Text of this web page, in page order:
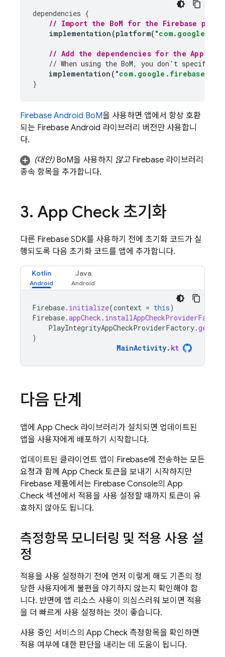
dependencies {
// Import the BoM for the Firebase
implementation (platform(
// Add the dependencies for the App
// When using the BoM, you don't specify
implementation (
}
Firebase Android BoM을 사용하면 앱에서 항상 호환
되는 Firebase Android 라이브러리 버전만 사용합니
다.
(대안) BoM을 사용하지 않고Firebase 라이브러리
종속 항목을 추가합니다.
3. App Check 초기화
다른 Firebase SDK를 사용하기 전에 초기화 코드가 실
행되도록 다음 초기화 코드를 앱에 추가합니다.
Kotlin Java
Firebase. initialize(context = this)
Firebase.appCheck .
PlayIntegrityAppCheckProviderFactory.
)
MainActivity. kt
다음 단계
앱에 App Check 라이브러리가 설치되면 업데이트된
앱을 사용자에게 배포하기 시작합니다.
업데이트된 클라이언트 앱이 Firebase에 전송하는 모든
요청과 함께 App Check 토큰을 보내기 시작하지만
Firebase 제품에서는 Firebase Console의 App
Check 섹션에서 적용을 사용 설정할 때까지 토큰이 유
효하지 않아도 됩니다.
측정항목 모니터링 및 적용 사용 설
정
적용을 사용 설정하기 전에 먼저 이렇게 해도 기존의 정
당한 사용자에게 불편을 야기하지 않는지 확인해야 합
니다. 반면에 앱 리소스 사용이 의심스러워 보이면 적용
을 더 빠르게 사용 설정하는 것이 좋습니다.
사용 중인 서비스의 App Check 측정항목을 확인하면
적용 여부에 대한 판단을 내리는 데 도움이 됩니다.